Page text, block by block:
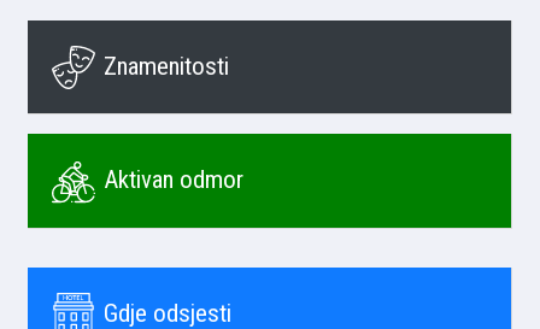
Znamenitosti
Aktivan odmor
Gdje odsjesti